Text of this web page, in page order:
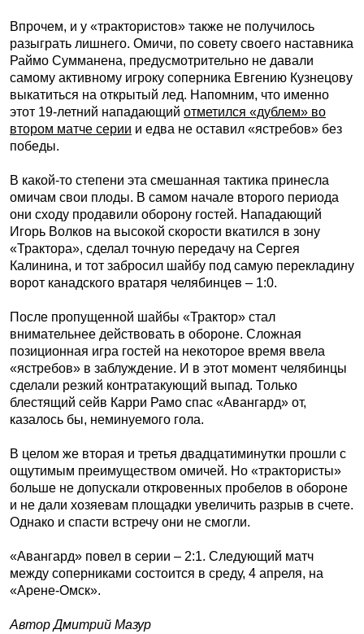
Впрочем, и у «трактористов» также не получилось
разыграть лишнего. Омичи, по совету своего наставника
Раймо Сумманена, предусмотрительно не давали
самому активному игроку соперника Евгению Кузнецову
выкатиться на открытый лед. Напомним, что именно
этот 19-летний нападающий отметился «дублем» во
втором матче серии и едва не оставил «ястребов» без
победы.
В какой-то степени эта смешанная тактика принесла
омичам свои плоды. В самом начале второго периода
они сходу продавили оборону гостей. Нападающий
Игорь Волков на высокой скорости вкатился в зону
«Трактора», сделал точную передачу на Сергея
Калинина, и тот забросил шайбу под самую перекладину
ворот канадского вратаря челябинцев – 1:0.
После пропущенной шайбы «Трактор» стал
внимательнее действовать в обороне. Сложная
позиционная игра гостей на некоторое время ввела
«ястребов» в заблуждение. И в этот момент челябинцы
сделали резкий контратакующий выпад. Только
блестящий сейв Карри Рамо спас «Авангард» от,
казалось бы, неминуемого гола.
В целом же вторая и третья двадцатиминутки прошли с
ощутимым преимуществом омичей. Но «трактористы»
больше не допускали откровенных пробелов в обороне
и не дали хозяевам площадки увеличить разрыв в счете.
Однако и спасти встречу они не смогли.
«Авангард» повел в серии – 2:1. Следующий матч
между соперниками состоится в среду, 4 апреля, на
«Арене-Омск».
Автор Дмитрий Мазур